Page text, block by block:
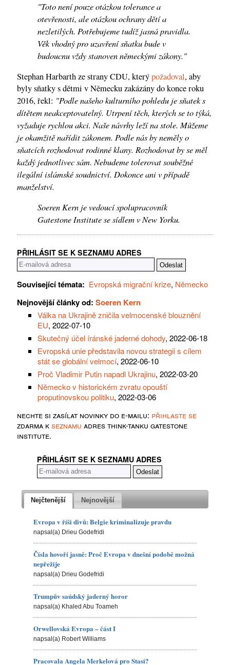
"Toto není pouze otázkou tolerance a
otevřenosti, ale otázkou ochrany dětí a
nezletilých. Potřebujeme tudíž jasná pravidla.
Věk vhodný pro uzavření sňatku bude v
budoucnu vždy stanoven německými zákony."
Stephan Harbarth ze strany CDU, kterýpožadoval, aby
byly sňatky s dětmi v Německu zakázány do konce roku
2016, řekl: "Podle našeho kulturního pohledu je sňatek s
dítětem neakceptovatelný. Utrpení těch, kterých se to týká,
vyžaduje rychlou akci. Naše návrhy leží na stole. Můžeme
je okamžitě nařídit zákonem. Podle nás by neměly o
sňatcích rozhodovat rodinné klany. Rozhodovat by se měl
každý jednotlivec sám. Nebudeme tolerovat souběžné
ilegální islámské soudnictví. Dokonce ani v případě
manželství.
Soeren Kern je vedoucí spolupracovník
Gatestone Institute se sídlem v New Yorku.
PŘIHLÁSIT SE K SEZNAMU ADRES
Související témata: Evropská migrační krize, Německo
Nejnovější články od: Soeren Kern
Válka na Ukrajině zničila velmocenské blouznění
EU, 2022-07-10
Skutečný účel íránské jaderné dohody, 2022-06-18
Evropská unie představila novou strategii s cílem
stát se globální velmocí, 2022-06-10
Proč Vladimir Putin napadl Ukrajinu, 2022-03-20
Německo v historickém zvratu opouští
proputinovskou politiku, 2022-03-06
nechte si zasílat novinky do e-mailu: přihlaste se
zdarma kseznamu adres think-tanku gatestone
institute.
PŘIHLÁSIT SE K SEZNAMU ADRES
Nejčtenější Nejnovější
Evropa v říši divů: Belgie kriminalizuje pravdu
napsal(a) Drieu Godefridi
Čísla hovoří jasně: Proč Evropa v dnešní podobě možná
nepřežije
napsal(a) Drieu Godefridi
Trumpův saúdský jaderný horor
napsal(a) Khaled Abu Toameh
Orwellovská Evropa – část I
napsal(a) Robert Williams
Pracovala Angela Merkelová pro Stasi?